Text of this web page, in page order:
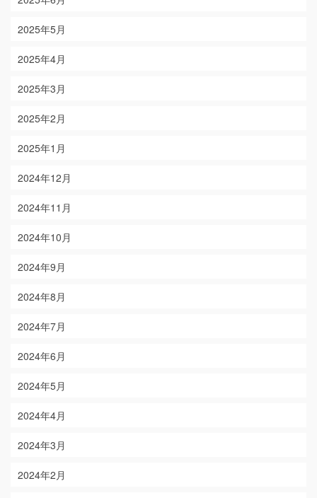
2025年5月
2025年4月
2025年3月
2025年2月
2025年1月
2024年12月
2024年11月
2024年10月
2024年9月
2024年8月
2024年7月
2024年6月
2024年5月
2024年4月
2024年3月
2024年2月